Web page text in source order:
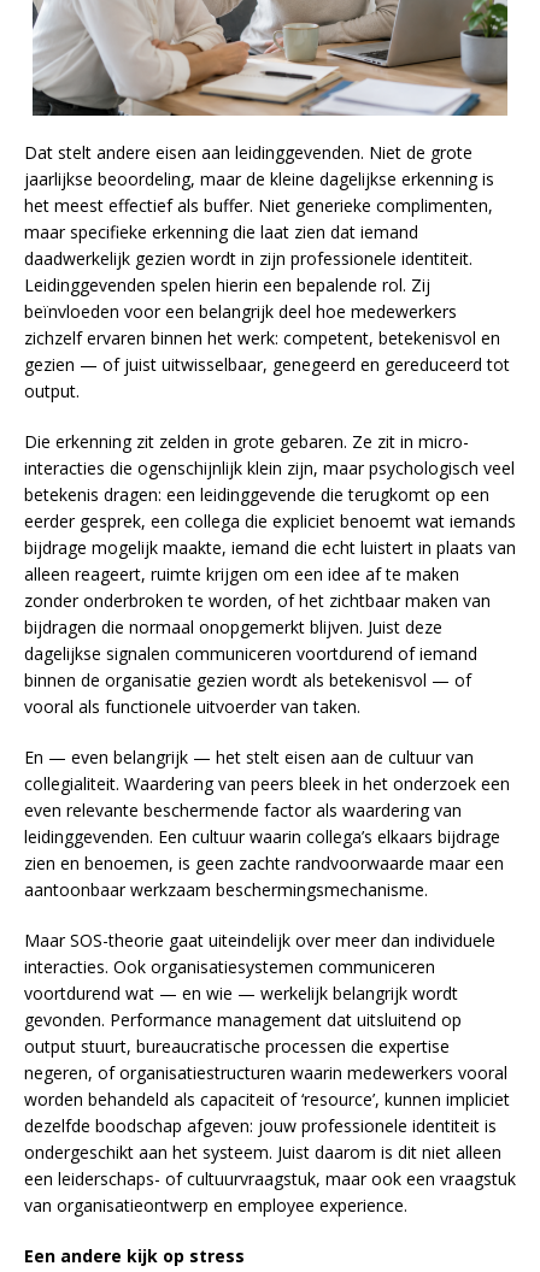
Dat stelt andere eisen aan leidinggevenden. Niet de grote
jaarlijkse beoordeling, maar de kleine dagelijkse erkenning is
het meest effectief als buffer. Niet generieke complimenten,
maar specifieke erkenning die laat zien dat iemand
daadwerkelijk gezien wordt in zijn professionele identiteit.
Leidinggevenden spelen hierin een bepalende rol. Zij
beïnvloeden voor een belangrijk deel hoe medewerkers
zichzelf ervaren binnen het werk: competent, betekenisvol en
gezien — of juist uitwisselbaar, genegeerd en gereduceerd tot
output.
Die erkenning zit zelden in grote gebaren. Ze zit in micro-
interacties die ogenschijnlijk klein zijn, maar psychologisch veel
betekenis dragen: een leidinggevende die terugkomt op een
eerder gesprek, een collega die expliciet benoemt wat iemands
bijdrage mogelijk maakte, iemand die echt luistert in plaats van
alleen reageert, ruimte krijgen om een idee af te maken
zonder onderbroken te worden, of het zichtbaar maken van
bijdragen die normaal onopgemerkt blijven. Juist deze
dagelijkse signalen communiceren voortdurend of iemand
binnen de organisatie gezien wordt als betekenisvol — of
vooral als functionele uitvoerder van taken.
En — even belangrijk — het stelt eisen aan de cultuur van
collegialiteit. Waardering van peers bleek in het onderzoek een
even relevante beschermende factor als waardering van
leidinggevenden. Een cultuur waarin collega’s elkaars bijdrage
zien en benoemen, is geen zachte randvoorwaarde maar een
aantoonbaar werkzaam beschermingsmechanisme.
Maar SOS-theorie gaat uiteindelijk over meer dan individuele
interacties. Ook organisatiesystemen communiceren
voortdurend wat — en wie — werkelijk belangrijk wordt
gevonden. Performance management dat uitsluitend op
output stuurt, bureaucratische processen die expertise
negeren, of organisatiestructuren waarin medewerkers vooral
worden behandeld als capaciteit of ‘resource’, kunnen impliciet
dezelfde boodschap afgeven: jouw professionele identiteit is
ondergeschikt aan het systeem. Juist daarom is dit niet alleen
een leiderschaps- of cultuurvraagstuk, maar ook een vraagstuk
van organisatieontwerp en employee experience.
Een andere kijk op stress